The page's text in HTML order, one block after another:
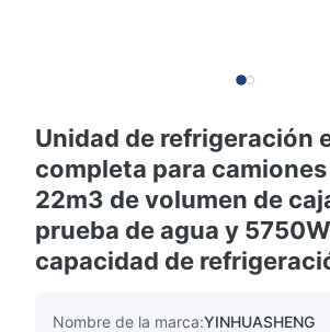
Unidad de refrigeración
completa para camiones
22m3 de volumen de
prueba de agua y
capacidad de
Nombre de la marca:YINHUASHENG